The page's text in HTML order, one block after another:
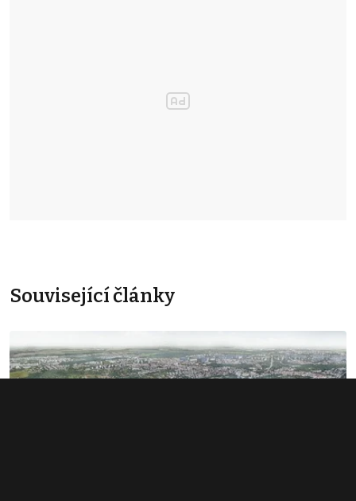
Související články